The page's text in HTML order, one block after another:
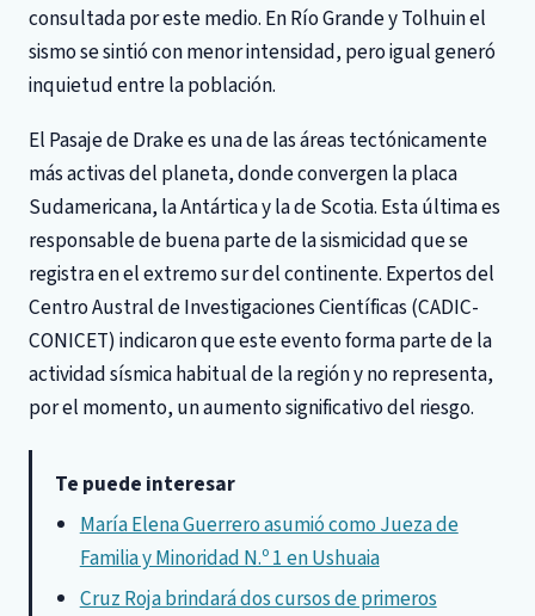
consultada por este medio. En Río Grande y Tolhuin el
sismo se sintió con menor intensidad, pero igual generó
inquietud entre la población.
El Pasaje de Drake es una de las áreas tectónicamente
más activas del planeta, donde convergen la placa
Sudamericana, la Antártica y la de Scotia. Esta última es
responsable de buena parte de la sismicidad que se
registra en el extremo sur del continente. Expertos del
Centro Austral de Investigaciones Científicas (CADIC-
CONICET) indicaron que este evento forma parte de la
actividad sísmica habitual de la región y no representa,
por el momento, un aumento significativo del riesgo.
Te puede interesar
María Elena Guerrero asumió como Jueza de
Familia y Minoridad N.º 1 en Ushuaia
Cruz Roja brindará dos cursos de primeros